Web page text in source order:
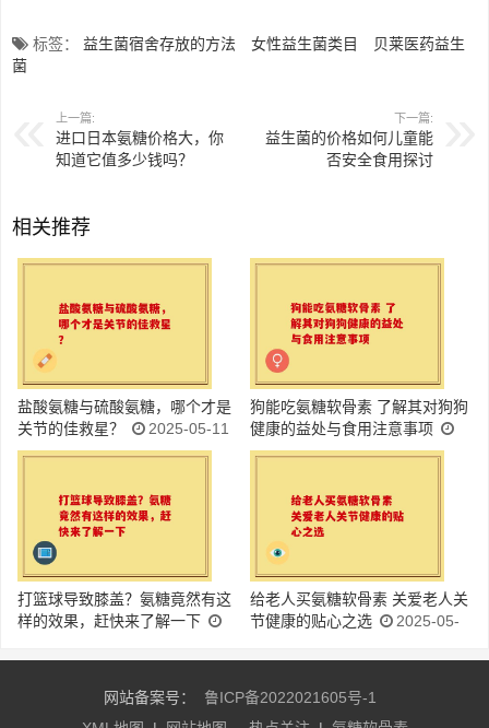
标签： 益生菌宿舍存放的方法 女性益生菌类目
贝莱医药益生
菌
上一篇:
进口日本氨糖价格大，你
知道它值多少钱吗？
下一篇:
益生菌的价格如何儿童能
否安全食用探讨
相关推荐
盐酸氨糖与硫酸氨糖，哪个才是
关节的佳救星？
2025-05-11
狗能吃氨糖软骨素 了解其对狗狗
健康的益处与食用注意事项
2025-05-11
打篮球导致膝盖？氨糖竟然有这
样的效果，赶快来了解一下
给老人买氨糖软骨素 关爱老人关
节健康的贴心之选
2025-05-
网站备案号：
鲁ICP备2022021605号-1